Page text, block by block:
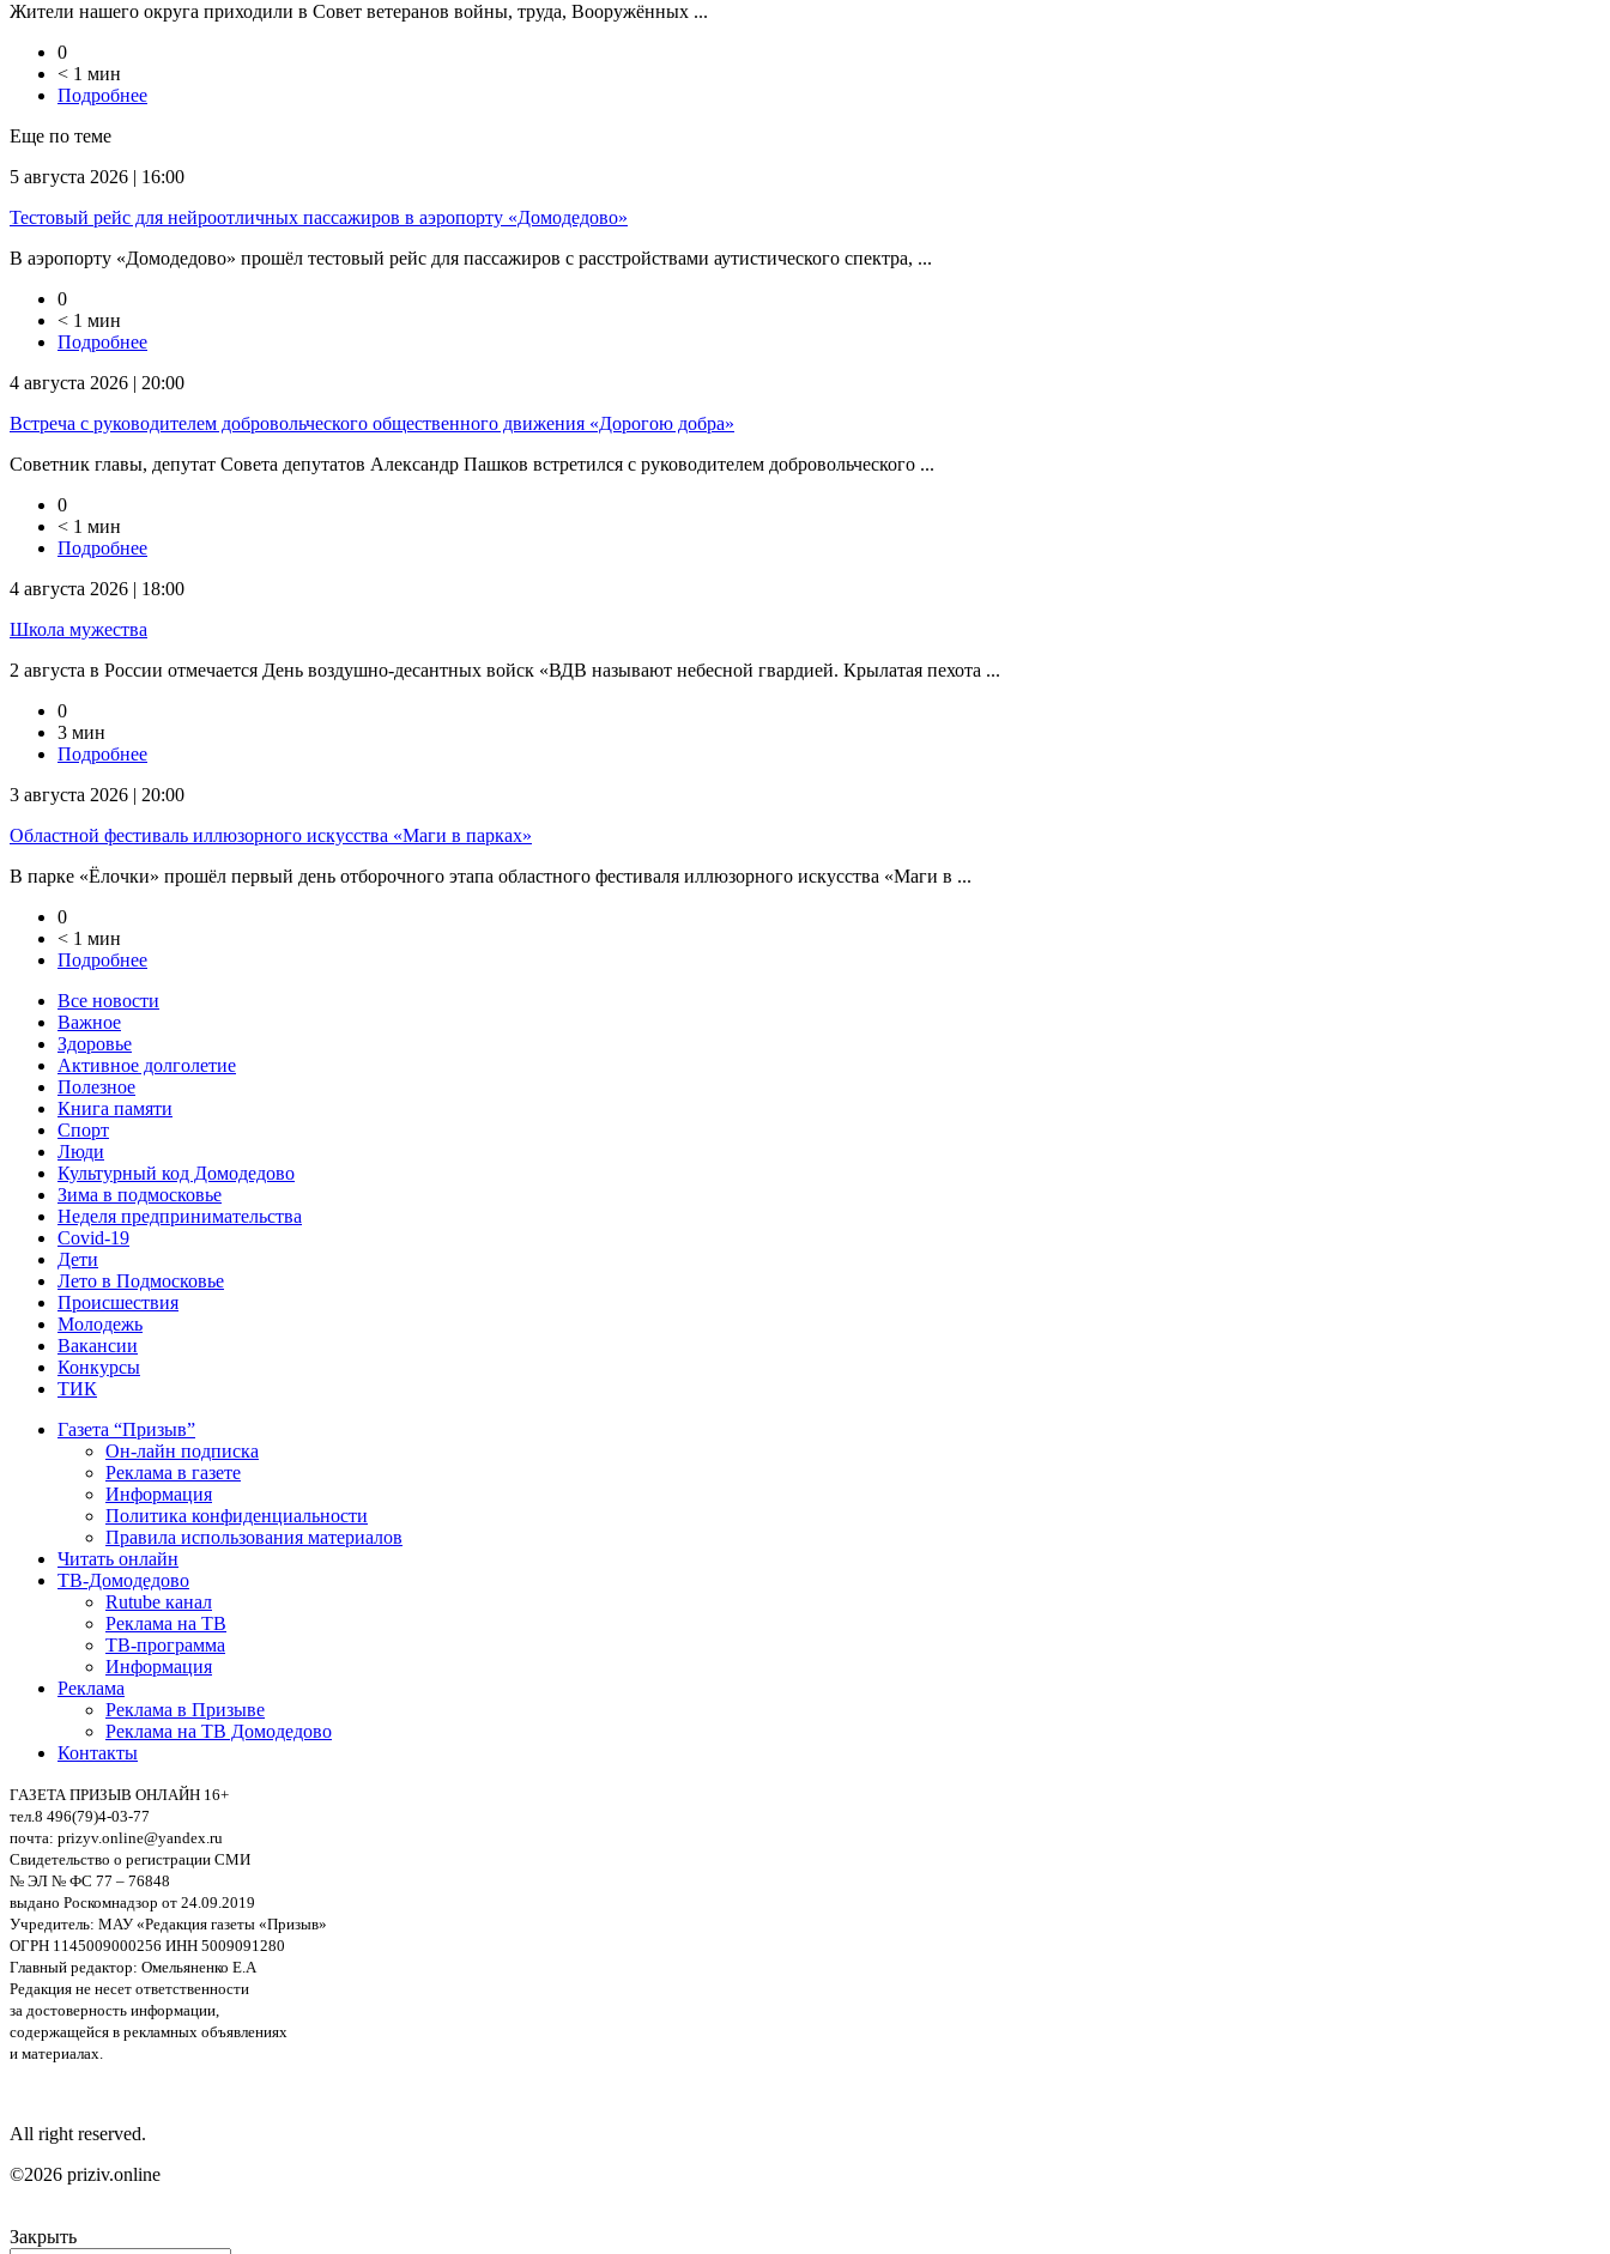
Жители нашего округа приходили в Совет ветеранов войны, труда, Вооружённых ...
0
< 1 мин
Подробнее
Еще по теме
5 августа 2026 | 16:00
Тестовый рейс для нейроотличных пассажиров в аэропорту «Домодедово»
В аэропорту «Домодедово» прошёл тестовый рейс для пассажиров с расстройствами аутистического спектра, ...
0
< 1 мин
Подробнее
4 августа 2026 | 20:00
Встреча с руководителем добровольческого общественного движения «Дорогою добра»
Советник главы, депутат Совета депутатов Александр Пашков встретился с руководителем добровольческого ...
0
< 1 мин
Подробнее
4 августа 2026 | 18:00
Школа мужества
2 августа в России отмечается День воздушно-десантных войск «ВДВ называют небесной гвардией. Крылатая пехота ...
0
3 мин
Подробнее
3 августа 2026 | 20:00
Областной фестиваль иллюзорного искусства «Маги в парках»
В парке «Ёлочки» прошёл первый день отборочного этапа областного фестиваля иллюзорного искусства «Маги в ...
0
< 1 мин
Подробнее
Все новости
Важное
Здоровье
Активное долголетие
Полезное
Книга памяти
Спорт
Люди
Культурный код Домодедово
Зима в подмосковье
Неделя предпринимательства
Covid-19
Дети
Лето в Подмосковье
Происшествия
Молодежь
Вакансии
Конкурсы
ТИК
Газета “Призыв”
Он-лайн подписка
Реклама в газете
Информация
Политика конфиденциальности
Правила использования материалов
Читать онлайн
ТВ-Домодедово
Rutube канал
Реклама на ТВ
ТВ-программа
Информация
Реклама
Реклама в Призыве
Реклама на ТВ Домодедово
Контакты
ГАЗЕТА ПРИЗЫВ ОНЛАЙН 16+
тел.8 496(79)4-03-77
почта: prizyv.online@yandex.ru
Свидетельство о регистрации СМИ
№ ЭЛ № ФС 77 – 76848
выдано Роскомнадзор от 24.09.2019
Учредитель: МАУ «Редакция газеты «Призыв»
ОГРН 1145009000256 ИНН 5009091280
Главный редактор: Омельяненко Е.А
Редакция не несет ответственности
за достоверность информации,
содержащейся в рекламных объявлениях
и материалах.
All right reserved.
©2026 priziv.online
Закрыть